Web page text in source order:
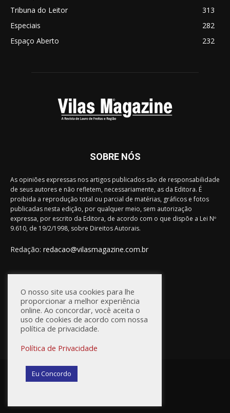
Tribuna do Leitor
313
Especiais
282
Espaço Aberto
232
SOBRE NÓS
As opiniões expressas nos artigos publicados são de responsabilidade
de seus autores e não refletem, necessariamente, as da Editora. É
proibida a reprodução total ou parcial de matérias, gráficos e fotos
publicadas nesta edição, por qualquer meio, sem autorização
expressa, por escrito da Editora, de acordo com o que dispõe a Lei Nº
9.610, de 19/2/1998, sobre Direitos Autorais.
Redação: redacao@vilasmagazine.com.br
FIQUE CONECTADO
© Vilas Magazine / Site Desenvolvido por:
O nosso site usa cookies para lhe
proporcionar a melhor experiência
online. Ao concordar, você aceita o
uso de cookies de acordo com nossa
política de privacidade.
Política de Privacidade
Eu Concordo